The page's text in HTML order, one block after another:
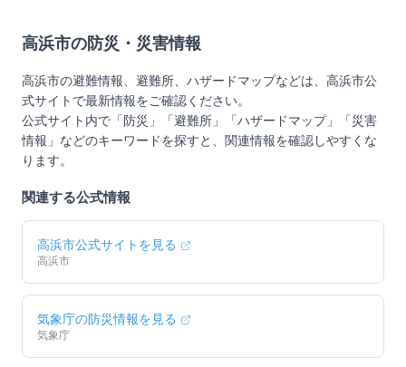
高浜市の防災・災害情報
高浜市の避難情報、避難所、ハザードマップなどは、 高浜市公
式サイトで最新情報をご確認ください。
公式サイト内で「防災」「避難所」「ハザードマップ」「災害
情報」などのキーワードを探すと、関連情報を確認しやすくな
ります。
関連する公式情報
高浜市公式サイトを見る
高浜市
気象庁の防災情報を見る
気象庁